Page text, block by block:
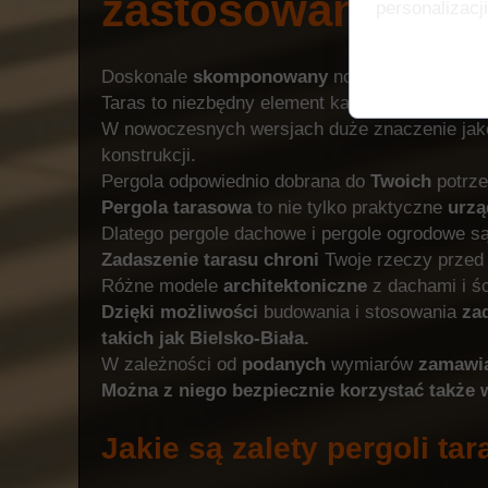
zastosowanie?
Doskonale skomponowany nowoczesny taras i
Taras to niezbędny element każdego ogrodu.
W nowoczesnych wersjach duże znaczenie
konstrukcji.
Pergola odpowiednio dobrana do Twoich
Pergola tarasowato nie tylko praktyczne
Dlatego pergole dachowe i pergole ogrodowe
Zadaszenie tarasu chroni Twoje rzeczy
Różne modele architektoniczne z dachami i
Dzięki możliwości budowania i stosowania
takich jak Bielsko-Biała.
W zależności od podanych wymiarów
Można z niego bezpiecznie korzystać także
Jakie są zalety pergoli